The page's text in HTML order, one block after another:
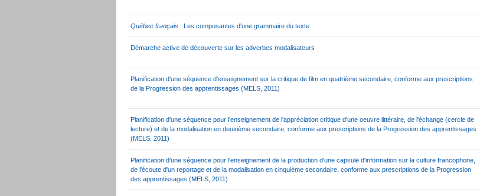
Québec français : Les composantes d'une grammaire du texte
Démarche active de découverte sur les adverbes modalisateurs
Planification d'une séquence d'enseignement sur la critique de film en quatrième secondaire, conforme aux prescriptions
de la Progression des apprentissages (MELS, 2011)
Planification d'une séquence pour l'enseignement de l'appréciation critique d'une oeuvre littéraire, de l'échange (cercle de
lecture) et de la modalisation en deuxième secondaire, conforme aux prescriptions de la Progression des apprentissages
(MELS, 2011)
Planification d'une séquence pour l'enseignement de la production d'une capsule d'information sur la culture francophone,
de l'écoute d'un reportage et de la modalisation en cinquième secondaire, conforme aux prescriptions de la Progression
des apprentissages (MELS, 2011)